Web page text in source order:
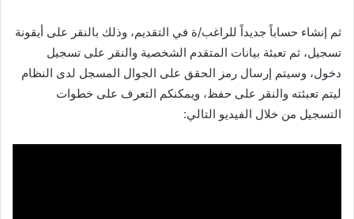
ثم إنشاء حساباً جديداً للراغب/ة في التقديم، وذلك بالنقر على أيقونة
تسجيل، ثم تعبئة بيانات المتقدم الشخصية والنقر على تسجيل
دخول، وسيتم إرسال رمز الحقق على الجوال المسجل لدى النظام
ليتم تعبئته والنقر على حفظ، ويمكنكم التعرف على خطوات
التسجيل من خلال الفيديو التالي: